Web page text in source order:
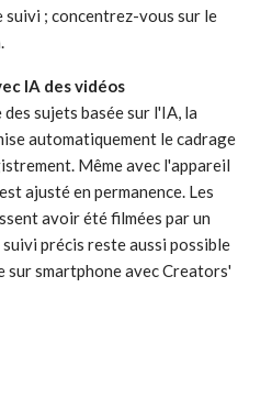
suivi ; concentrez-vous sur le
IA des vidéos
sujets basée sur l'IA, la
automatiquement le cadrage
Même avec l'appareil
ajusté en permanence. Les
avoir été filmées par un
précis reste aussi possible
sur smartphone avec Creators'